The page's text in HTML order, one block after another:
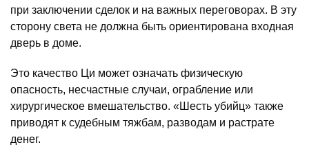
при заключении сделок и на важных переговорах. В эту
сторону света не должна быть ориентирована входная
дверь в доме.
Это качество Ци может означать физическую
опасность, несчастные случаи, ограбление или
хирургическое вмешательство. «Шесть убийц» также
приводят к судебным тяжбам, разводам и растрате
денег.